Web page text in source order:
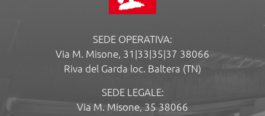
SEDE OPERATIVA:
Via M. Misone, 31|33|35|37 38066
Riva del Garda loc. Baltera (TN)
SEDE LEGALE:
Via M. Misone, 35 38066